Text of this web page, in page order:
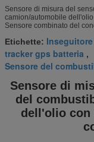
Sensore di misura del
camion/automobile
Sensore combinato del
Etichette:
tracker gps batteria ,
Sensore del
Sensore di
del
dell'olio con